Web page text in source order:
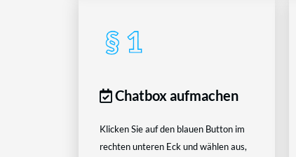
Chatbox aufmachen
Klicken Sie auf den blauen Button im
rechten unteren Eck und wählen aus,